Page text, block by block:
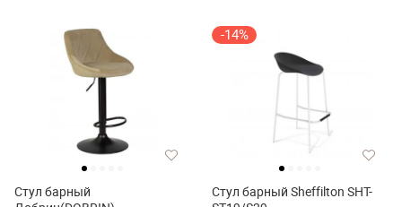
Стул барный
-14%
Стул барный Sheffilton SHT-